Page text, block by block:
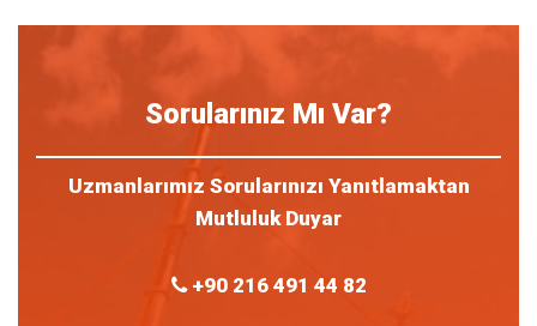
Sorularınız Mı Var?
Uzmanlarımız Sorularınızı Yanıtlamaktan
Mutluluk Duyar
+90 216 491 44 82